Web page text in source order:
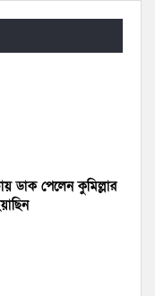
ডাক পেলেন কুমিল্লার